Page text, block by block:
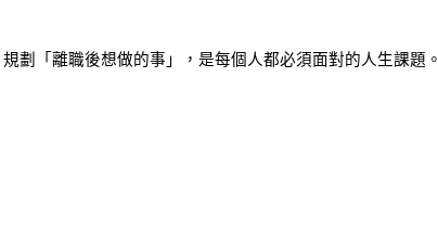
劃「離職後想做的事」，是每個人都必須面對的人生課題。